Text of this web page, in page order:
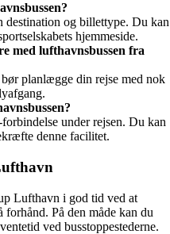
og billettype. Du kan
hjemmeside.
med lufthavnsbussen fra
planlægge din rejse med nok
under rejsen. Du kan
denne facilitet.
Lufthavn i god tid ved at
På den måde kan du
ved busstoppestederne.